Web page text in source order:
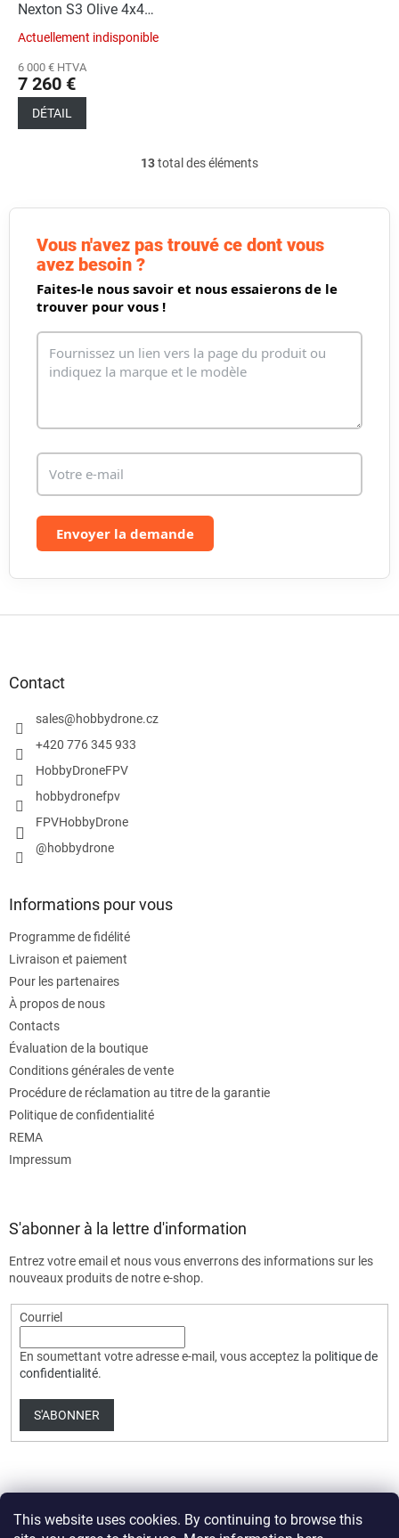
This website uses cookies. By continuing to browse this
Nexton S3 Olive 4х4
2000W
Actuellement indisponible
6 000 € HTVA
7 260 €
DÉTAIL
C
n
r
ô
e
l
i
e
13total des éléments
Vous n'avez pas trouvé ce dont vous
avez besoin ?
Faites-le nous savoir et nous essaierons de le
trouver pour vous !
Envoyer la demande
Contact
sales@hobbydrone.cz
+420 776 345 933
HobbyDroneFPV
hobbydronefpv
FPVHobbyDrone
@hobbydrone
Informations pour vous
Programme de fidélité
Livraison et paiement
Pour les partenaires
À propos de nous
Contacts
Évaluation de la boutique
Conditions générales de vente
Procédure de réclamation au titre de la garantie
Politique de confidentialité
REMA
Impressum
S'abonner à la lettre d'information
Entrez votre email et nous vous enverrons des informations sur les
nouveaux produits de notre e-shop.
Courriel
En soumettant votre adresse e-mail, vous acceptez la politique de
confidentialité.
S'ABONNER